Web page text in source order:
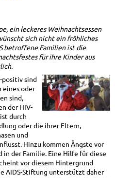
ein leckeres Weihnachtsessen
sich nicht ein fröhliches
betroffene Familien ist die
für ihre Kinder aus
positiv sind
eines oder
sind,
der HIV-
durch
oder die ihrer Eltern,
und
Hinzu kommen Ängste vor
in der Familie. Eine Hilfe für diese
vor diesem Hintergrund
AIDS-Stiftung unterstützt daher